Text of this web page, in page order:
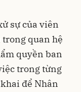
sự của viên
quan hệ
quyền ban
trong từng
để Nhân